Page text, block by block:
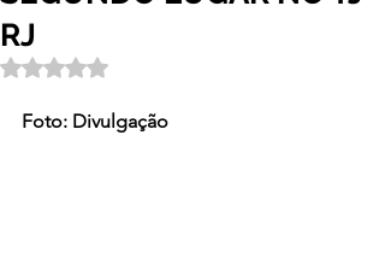
RJ
Avaliado com NaN de 5 estrelas.
Foto: Divulgação